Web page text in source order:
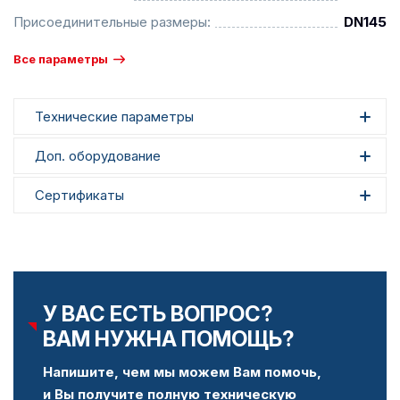
Присоединительные размеры:
DN145
Все параметры
Технические параметры
Доп. оборудование
Сертификаты
У ВАС ЕСТЬ ВОПРОС?
ВАМ НУЖНА ПОМОЩЬ?
Напишите, чем мы можем Вам помочь,
и Вы получите полную техническую